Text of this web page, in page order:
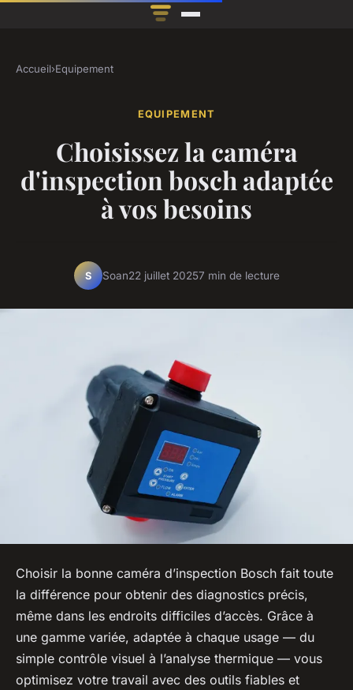
Accueil›Equipement
EQUIPEMENT
Choisissez la caméra
d'inspection bosch adaptée
à vos besoins
S Soan22 juillet 20257 min de lecture
Choisir la bonne caméra d’inspection Bosch fait toute
la différence pour obtenir des diagnostics précis,
même dans les endroits difficiles d’accès. Grâce à
une gamme variée, adaptée à chaque usage — du
simple contrôle visuel à l’analyse thermique — vous
optimisez votre travail avec des outils fiables et